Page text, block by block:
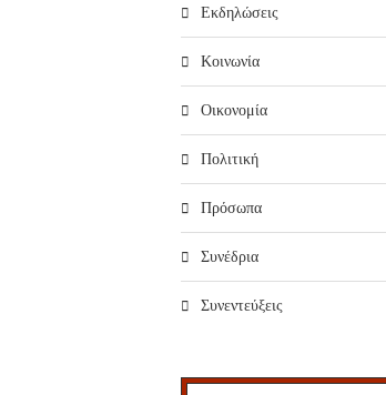
Εκδηλώσεις
Κοινωνία
Οικονομία
Πολιτική
Πρόσωπα
Συνέδρια
Συνεντεύξεις